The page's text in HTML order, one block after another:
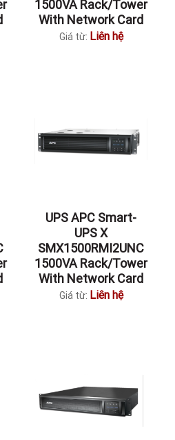
1500VA Rack/Tower
With Network Card
Giá từ: Liên hệ
UPS APC Smart-
UPS X
SMX1500RMI2UNC
1500VA Rack/Tower
With Network Card
Giá từ: Liên hệ